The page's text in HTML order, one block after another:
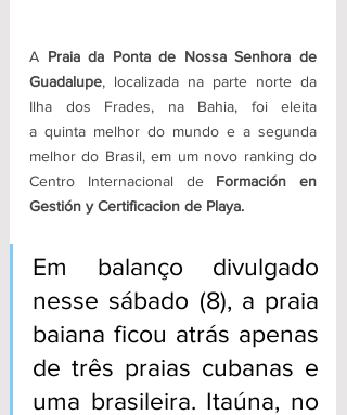
A Praia da Ponta de Nossa Senhora de
Guadalupe, localizada na parte norte da
Ilha dos Frades, na Bahia, foi eleita
a quinta melhor do mundo e a segunda
melhor do Brasil, em um novo ranking do
Centro Internacional de Formación en
Gestión y Certificacion de Playa.
Em balanço divulgado
nesse sábado (8), a praia
baiana ficou atrás apenas
de três praias cubanas e
uma brasileira. Itaúna, no